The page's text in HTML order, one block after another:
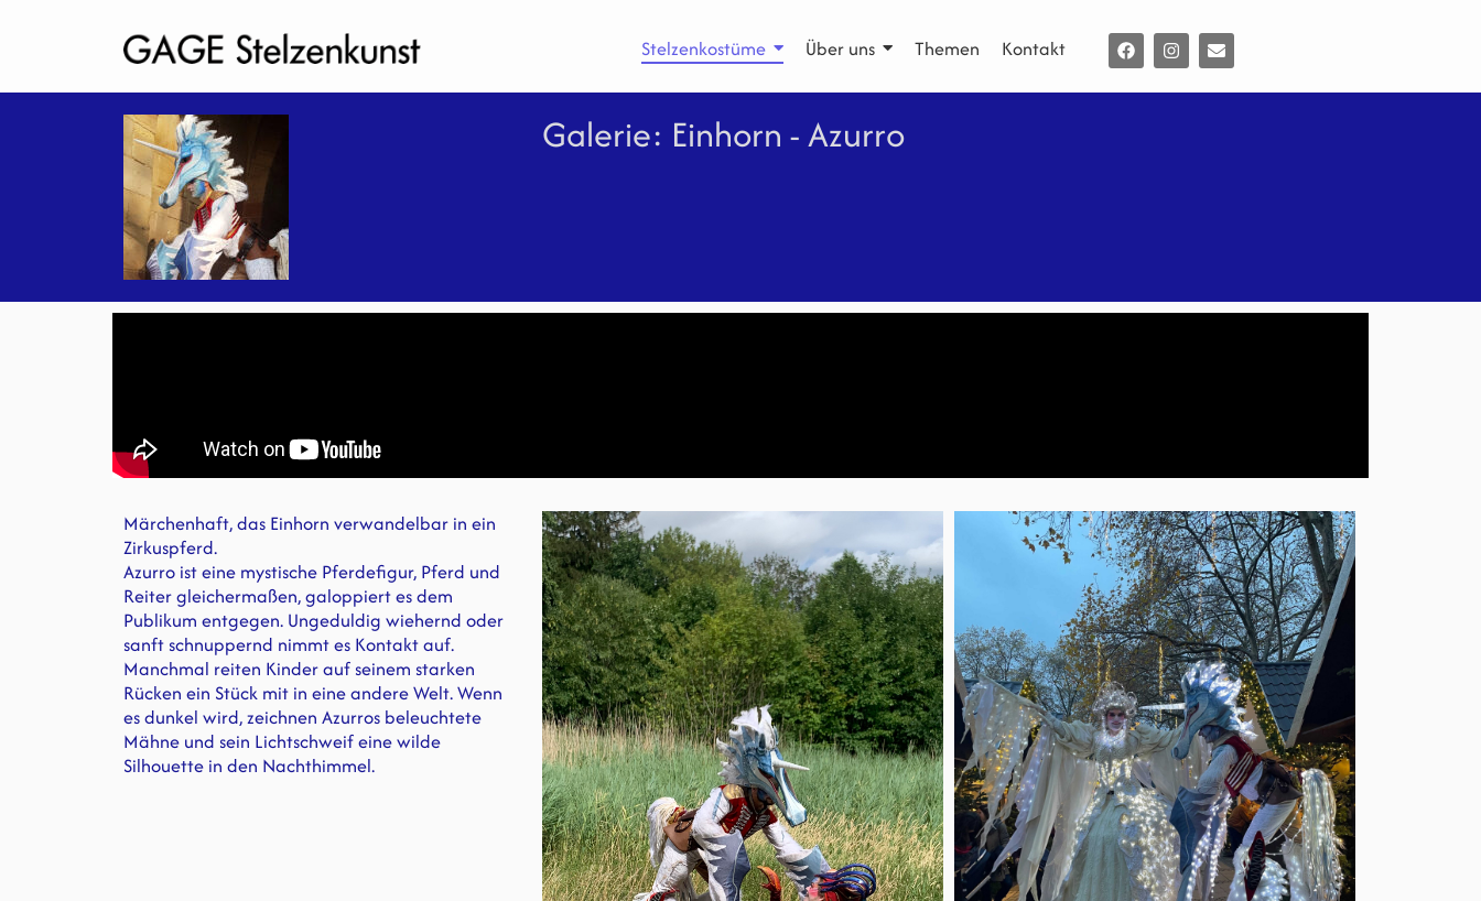
Stelzenkostüme Über uns Themen Kontakt
Einhorn – Azurro Galerie: Einhorn - Azurro
Märchenhaft, das Einhorn verwandelbar in ein
Zirkuspferd.
Azurro ist eine mystische Pferdefigur, Pferd und
Reiter gleichermaßen, galoppiert es dem
Publikum entgegen. Ungeduldig wiehernd oder
sanft schnuppernd nimmt es Kontakt auf.
Manchmal reiten Kinder auf seinem starken
Rücken ein Stück mit in eine andere Welt. Wenn
es dunkel wird, zeichnen Azurros beleuchtete
Mähne und sein Lichtschweif eine wilde
Silhouette in den Nachthimmel.